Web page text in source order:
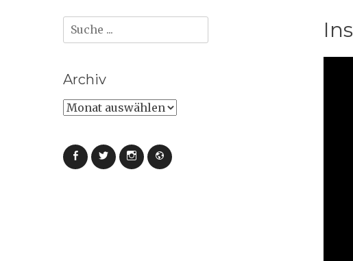
Suche
nach:
Archiv
Archiv
FacebookTwitter InstagramWebseite